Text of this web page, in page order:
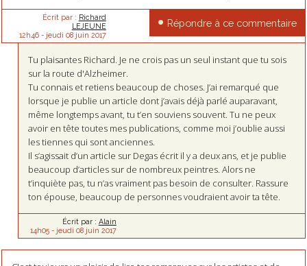
Écrit par : Richard
LEJEUNE
12h46- jeudi 08 juin 2017
Répondre à ce commentaire
Tu plaisantes Richard. Je ne crois pas un seul instant que tu sois
sur la route d'Alzheimer.
Tu connais et retiens beaucoup de choses. J’ai remarqué que
lorsque je publie un article dont j’avais déjà parlé auparavant,
même longtemps avant, tu t’en souviens souvent. Tu ne peux
avoir en tête toutes mes publications, comme moi j’oublie aussi
les tiennes qui sont anciennes.
Il s’agissait d’un article sur Degas écrit il y a deux ans, et je publie
beaucoup d’articles sur de nombreux peintres. Alors ne
t’inquiète pas, tu n’as vraiment pas besoin de consulter. Rassure
ton épouse, beaucoup de personnes voudraient avoir ta tête.
Écrit par : Alain
14h05- jeudi 08 juin 2017